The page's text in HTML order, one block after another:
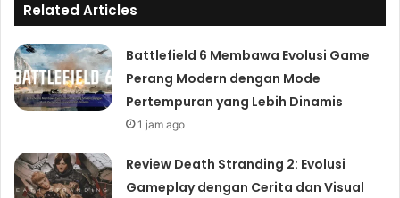
Related Articles
Battlefield 6 Membawa Evolusi Game
Perang Modern dengan Mode
Pertempuran yang Lebih Dinamis
1 jam ago
Review Death Stranding 2: Evolusi
Gameplay dengan Cerita dan Visual